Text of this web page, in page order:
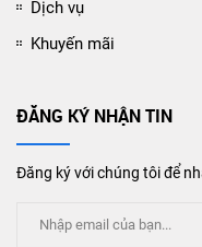
Dịch vụ
Khuyến mãi
ĐĂNG KÝ NHẬN TIN
Đăng ký với chúng tôi để